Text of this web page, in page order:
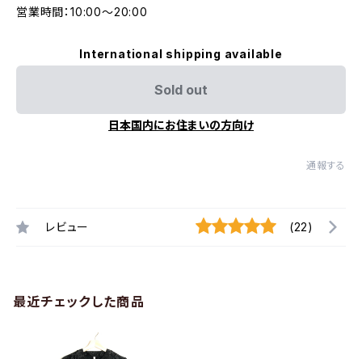
営業時間：10:00〜20:00
International shipping available
Sold out
日本国内にお住まいの方向け
通報する
レビュー (22)
最近チェックした商品